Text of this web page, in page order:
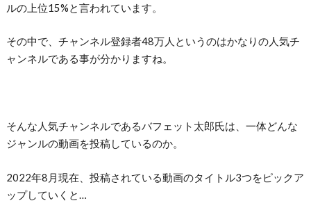
ルの上位15%と言われています。
その中で、チャンネル登録者48万人というのはかなりの人気チ
ャンネルである事が分かりますね。
そんな人気チャンネルであるバフェット太郎氏は、一体どんな
ジャンルの動画を投稿しているのか。
2022年8月現在、投稿されている動画のタイトル3つをピックア
ップしていくと…